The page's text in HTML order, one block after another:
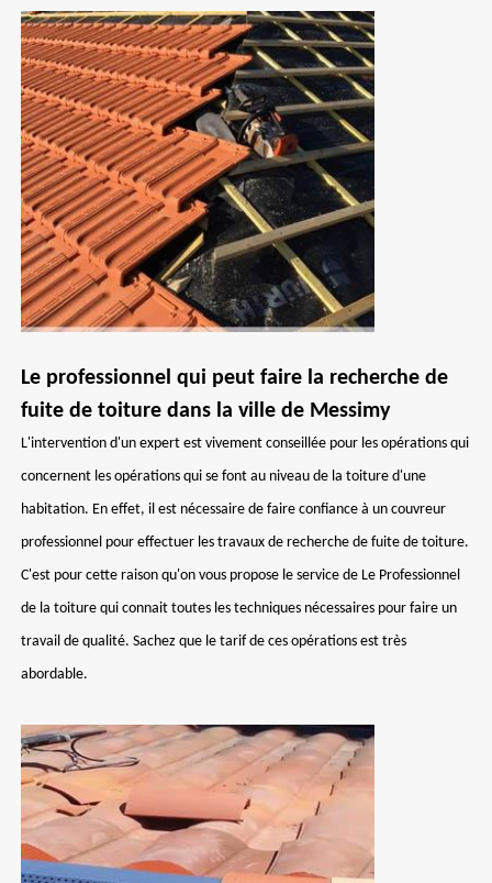
Le professionnel qui peut faire la recherche de
fuite de toiture dans la ville de Messimy
L'intervention d'un expert est vivement conseillée pour les opérations qui
concernent les opérations qui se font au niveau de la toiture d'une
habitation. En effet, il est nécessaire de faire confiance à un couvreur
professionnel pour effectuer les travaux de recherche de fuite de toiture.
C'est pour cette raison qu'on vous propose le service de Le Professionnel
de la toiture qui connait toutes les techniques nécessaires pour faire un
travail de qualité. Sachez que le tarif de ces opérations est très
abordable.